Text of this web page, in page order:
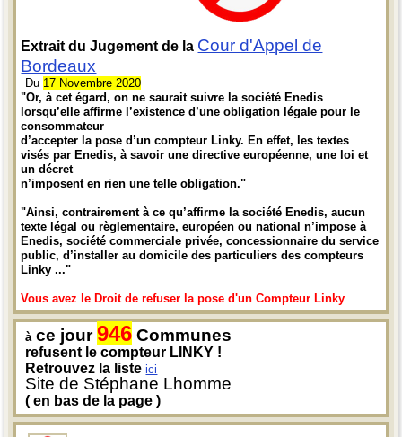
Extrait du Jugement de la Cour d'Appel de
Bordeaux
Du 17 Novembre 2020
"Or, à cet égard, on ne saurait suivre la société Enedis
lorsqu’elle affirme l’existence d’une obligation légale pour le
consommateur
d’accepter la pose d’un compteur Linky. En effet, les textes
visés par Enedis, à savoir une directive européenne, une loi et
un décret
n’imposent en rien une telle obligation."
"Ainsi, contrairement à ce qu’affirme la société Enedis, aucun
texte légal ou règlementaire, européen ou national n’impose à
Enedis, société commerciale privée, concessionnaire du service
public, d’installer au domicile des particuliers des compteurs
Linky ..."
Vous avez le Droit de refuser la pose d'un Compteur Linky
à ce jour946 Communes
refusent le compteur LINKY !
Retrouvez la listeici
Site de Stéphane Lhomme
( en bas de la page )